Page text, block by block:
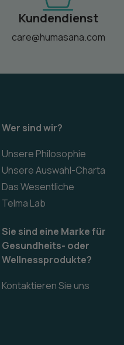
Kundendienst
care@humasana.com
Wer sind wir?
Unsere Philosophie
Unsere Auswahl-Charta
Das Wesentliche
Telma Lab
Sie sind eine Marke für
Gesundheits- oder
Wellnessprodukte?
Kontaktieren Sie uns